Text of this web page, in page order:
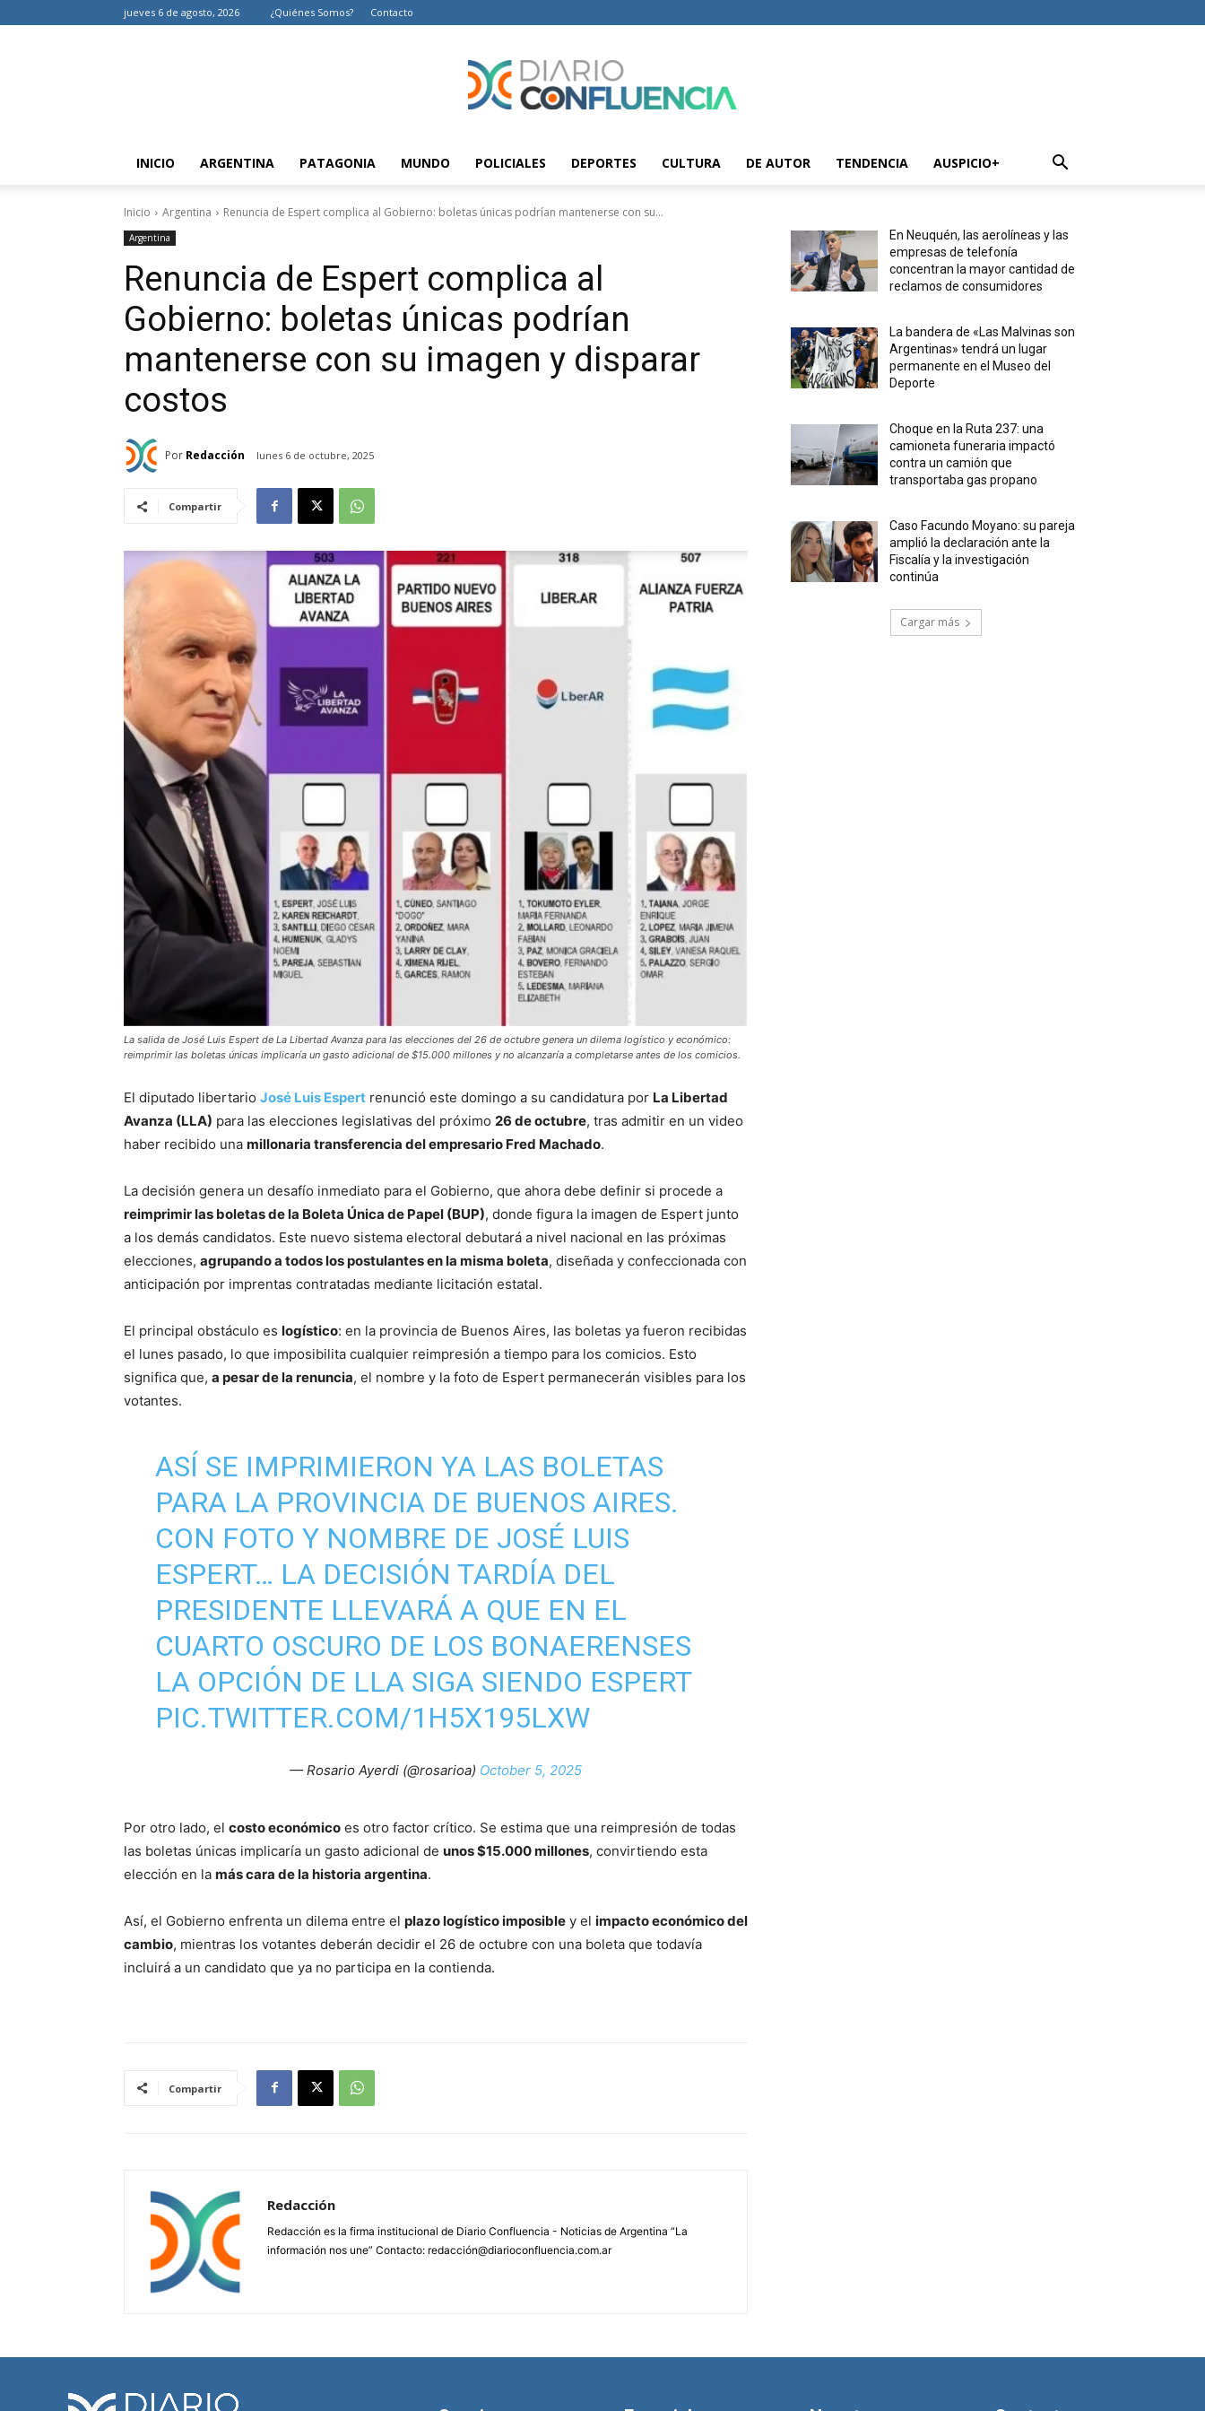
jueves 6 de agosto, 2026 ¿Quiénes Somos? Contacto
Diario
INICIO ARGENTINA PATAGONIA MUNDO POLICIALES DEPORTES CULTURA DE AUTOR TENDENCIA AUSPICIO+
Inicio Argentina Renuncia de Espert complica al Gobierno: boletas únicas podrían mantenerse con su...
Argentina
Renuncia de Espert complica al
Gobierno: boletas únicas podrían
mantenerse con su imagen y disparar
costos
Por Redacción lunes 6 de octubre, 2025
Compartir
La salida de José Luis Espert de La Libertad Avanza para las elecciones del 26 de octubre genera un dilema logístico y económico:
reimprimir las boletas únicas implicaría un gasto adicional de $15.000 millones y no alcanzaría a completarse antes de los comicios.
El diputado libertario José Luis Espert renunció este domingo a su candidatura por La Libertad
Avanza (LLA) para las elecciones legislativas del próximo 26 de octubre, tras admitir en un video
haber recibido una millonaria transferencia del empresario Fred Machado.
La decisión genera un desafío inmediato para el Gobierno, que ahora debe definir si procede a
reimprimir las boletas de la Boleta Única de Papel (BUP), donde figura la imagen de Espert junto
a los demás candidatos. Este nuevo sistema electoral debutará a nivel nacional en las próximas
elecciones, agrupando a todos los postulantes en la misma boleta, diseñada y confeccionada con
anticipación por imprentas contratadas mediante licitación estatal.
El principal obstáculo es logístico: en la provincia de Buenos Aires, las boletas ya fueron recibidas
el lunes pasado, lo que imposibilita cualquier reimpresión a tiempo para los comicios. Esto
significa que, a pesar de la renuncia, el nombre y la foto de Espert permanecerán visibles para los
votantes.
ASÍ SE IMPRIMIERON YA LAS BOLETAS
PARA LA PROVINCIA DE BUENOS AIRES.
CON FOTO Y NOMBRE DE JOSÉ LUIS
ESPERT… LA DECISIÓN TARDÍA DEL
PRESIDENTE LLEVARÁ A QUE EN EL
CUARTO OSCURO DE LOS BONAERENSES
LA OPCIÓN DE LLA SIGA SIENDO ESPERT
PIC.TWITTER.COM/1H5X195LXW
— Rosario Ayerdi (@rosarioa) October 5, 2025
Por otro lado, el costo económico es otro factor crítico. Se estima que una reimpresión de todas
las boletas únicas implicaría un gasto adicional de unos $15.000 millones, convirtiendo esta
elección en la más cara de la historia argentina.
Así, el Gobierno enfrenta un dilema entre el plazo logístico imposible y el impacto económico del
cambio, mientras los votantes deberán decidir el 26 de octubre con una boleta que todavía
incluirá a un candidato que ya no participa en la contienda.
Compartir
Redacción
Redacción es la firma institucional de Diario Confluencia - Noticias de Argentina “La
información nos une” Contacto: redacción@diarioconfluencia.com.ar
En Neuquén, las aerolíneas y las
empresas de telefonía
concentran la mayor cantidad de
reclamos de consumidores
La bandera de «Las Malvinas son
Argentinas» tendrá un lugar
permanente en el Museo del
Deporte
Choque en la Ruta 237: una
camioneta funeraria impactó
contra un camión que
transportaba gas propano
Caso Facundo Moyano: su pareja
amplió la declaración ante la
Fiscalía y la investigación
continúa
Cargar más